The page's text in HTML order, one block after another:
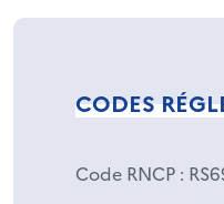
CODES
Code RNCP :